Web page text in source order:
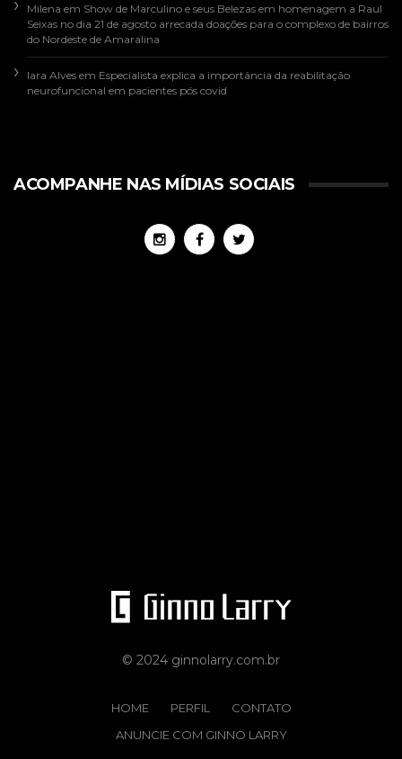
Milena em Show de Marculino e seus Belezas em homenagem a Raul
Seixas no dia 21 de agosto arrecada doações para o complexo de bairros
do Nordeste de Amaralina
Iara Alves em Especialista explica a importância da reabilitação
neurofuncional em pacientes pós covid
ACOMPANHE NAS MÍDIAS SOCIAIS
© 2024 ginnolarry.com.br
HOME PERFIL
CONTATO
ANUNCIE COM GINNO LARRY